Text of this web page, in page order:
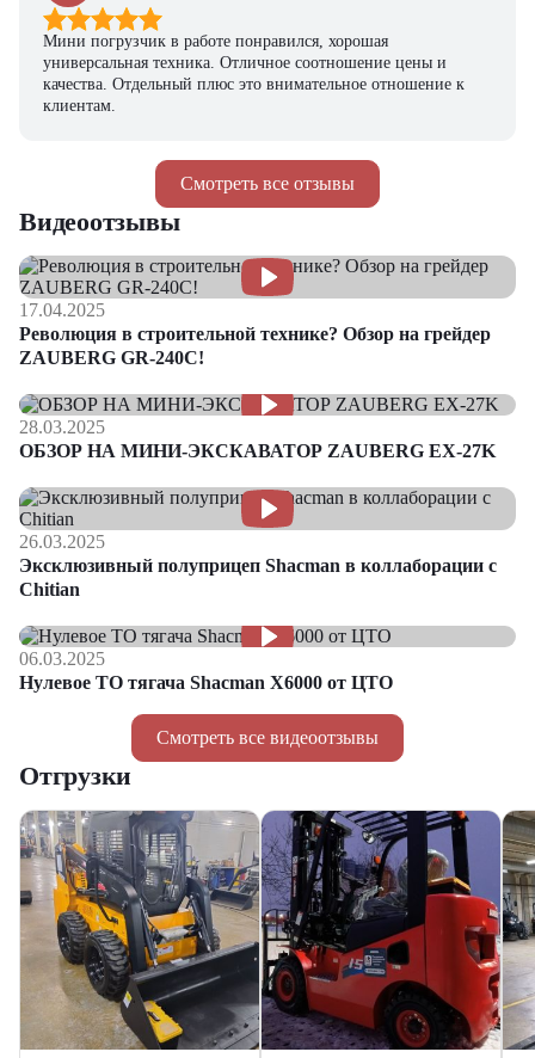
Смотреть все отзывы
Мини погрузчик в работе понравился, хорошая
универсальная техника. Отличное соотношение цены и
качества. Отдельный плюс это внимательное отношение к
клиентам.
Смотреть все видеоотзывы
Видеоотзывы
17.04.2025
Революция в строительной технике? Обзор на грейдер
ZAUBERG GR-240C!
28.03.2025
ОБЗОР НА МИНИ-ЭКСКАВАТОР ZAUBERG EX-27K
26.03.2025
Эксклюзивный полуприцеп Shacman в коллаборации с
Chitian
06.03.2025
Нулевое ТО тягача Shacman Х6000 от ЦТО
Отгрузки